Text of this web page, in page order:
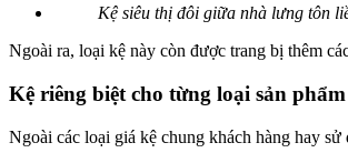
Kệ siêu thị đôi giữa nhà lưng tôn
Ngoài ra, loại kệ này còn được trang bị thêm
Kệ riêng biệt cho từng loại sản
Ngoài các loại giá kệ chung khách hàng hay